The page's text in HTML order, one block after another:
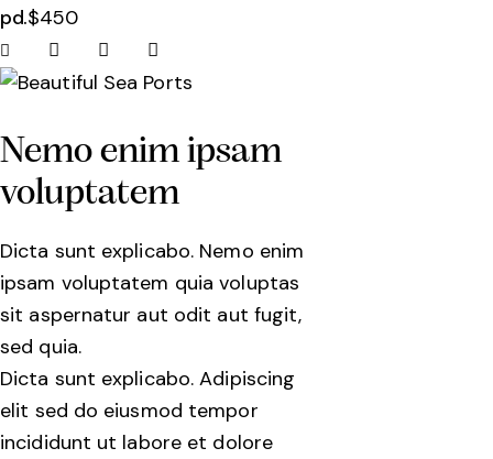
pd.$450
Nemo enim ipsam
voluptatem
Dicta sunt explicabo. Nemo enim
ipsam voluptatem quia voluptas
sit aspernatur aut odit aut fugit,
sed quia.
Dicta sunt explicabo. Adipiscing
elit sed do eiusmod tempor
incididunt ut labore et dolore